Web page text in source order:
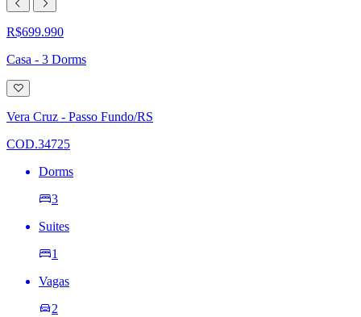
R$699.990
Casa - 3 Dorms
Adicionar
à
lista
de
Vera Cruz - Passo Fundo/RS
COD.34725
Dorms
3
Suites
1
Vagas
2